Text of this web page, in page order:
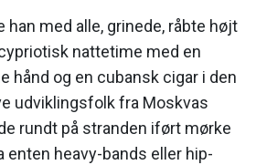
han med alle, grinede, råbte højt
nattetime med en
hånd og en cubansk cigar i den
udviklingsfolk fra Moskvas
rundt på stranden iført mørke
enten heavy-bands eller hip-